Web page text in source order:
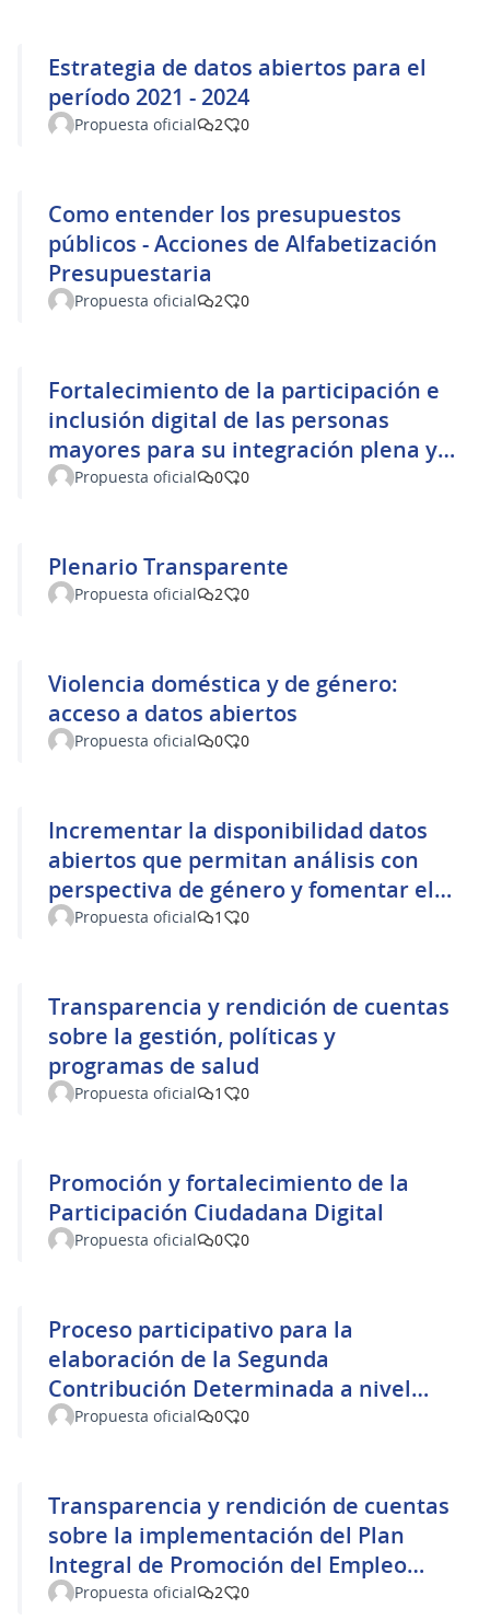
Estrategia de datos abiertos para el
período 2021 - 2024
Propuesta oficial 2 0
Como entender los presupuestos
públicos - Acciones de Alfabetización
Presupuestaria
Propuesta oficial 2 0
Fortalecimiento de la participación e
inclusión digital de las personas
mayores para su integración plena y
efectiva en la sociedad.
Propuesta oficial 0 0
Plenario Transparente
Propuesta oficial 2 0
Violencia doméstica y de género:
acceso a datos abiertos
Propuesta oficial 0 0
Incrementar la disponibilidad datos
abiertos que permitan análisis con
perspectiva de género y fomentar el
proyecto “Mujeres con calle”
Propuesta oficial 1 0
Transparencia y rendición de cuentas
sobre la gestión, políticas y
programas de salud
Propuesta oficial 1 0
Promoción y fortalecimiento de la
Participación Ciudadana Digital
Propuesta oficial 0 0
Proceso participativo para la
elaboración de la Segunda
Contribución Determinada a nivel
Nacional de Uruguay y su
Propuesta oficial 0 0
Transparencia y rendición de cuentas
sobre la implementación del Plan
Integral de Promoción del Empleo
(PIPE)Propuesta oficial 2 0